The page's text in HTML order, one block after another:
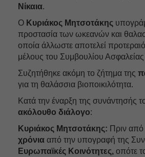
Νίκαια.
Ο Κυριάκος Μητσοτάκης
προστασία των ωκεανών και
οποία άλλωστε αποτελεί
μέλους του Συμβουλίου
Συζητήθηκε ακόμη το ζήτημα της
για τη θαλάσσια βιοποικιλότητα.
Κατά την έναρξη της συνάντησής
ακόλουθο διάλογο:
Κυριάκος Μητσοτάκης: Πριν
χρόνια από την υπογραφή της
Ευρωπαϊκές Κοινότητες, οπότε